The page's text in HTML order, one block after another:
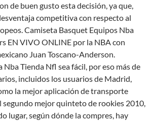
de buen gusto esta decisión, ya que,
competitiva con respecto al
Camiseta Basquet Equipos Nba
EN VIVO ONLINE por la NBA con
Juan Toscano-Anderson.
Nba Tienda Nfl sea fácil, por eso más de
incluidos los usuarios de Madrid,
la mejor aplicación de transporte
segundo mejor quinteto de rookies 2010,
lugar, según dónde la compres, hay